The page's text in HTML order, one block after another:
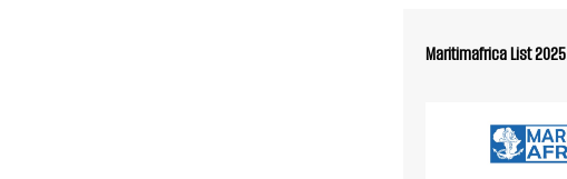
Maritimafrica List 2025